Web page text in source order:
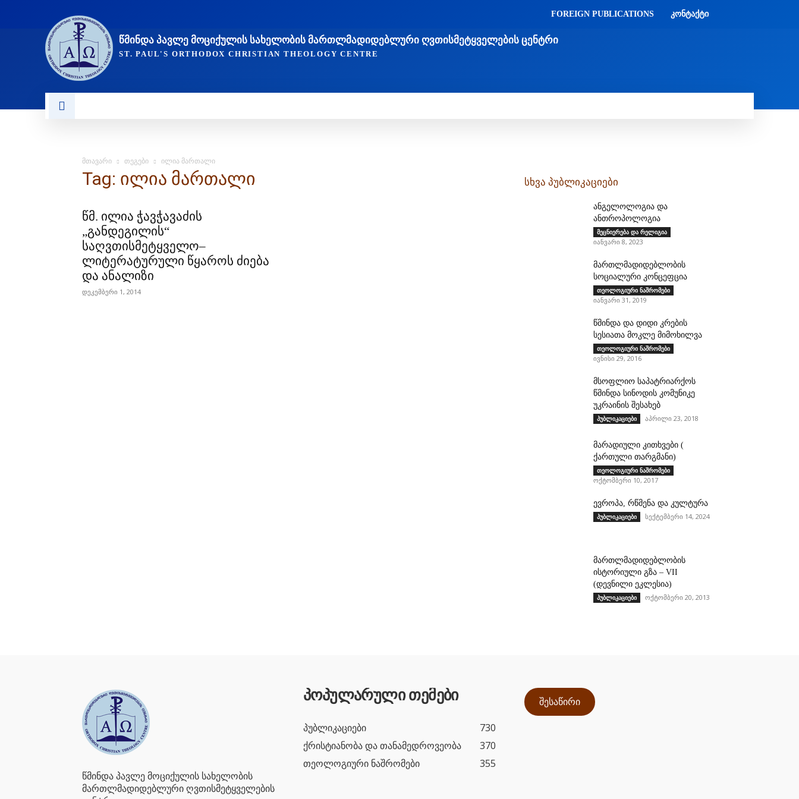
FOREIGN PUBLICATIONS ᲙᲝᲜᲢᲐᲥᲢᲘ
ᲬᲛᲘᲜᲓᲐ ᲞᲐᲕᲚᲔ ᲛᲝᲪᲘᲥᲣᲚᲘᲡ ᲡᲐᲮᲔᲚᲝᲑᲘᲡ ᲛᲐᲠᲗᲚᲛᲐᲓᲘᲓᲔᲑᲚᲣᲠᲘ ᲦᲕᲗᲘᲡᲛᲔᲢᲧᲕᲔᲚᲔᲑᲘᲡ ᲪᲔᲜᲢᲠᲘ
ST. PAUL'S ORTHODOX CHRISTIAN THEOLOGY CENTRE
მთავარი თეგები ილია მართალი
Tag: ილია მართალი
წმ. ილია ჭავჭავაძის
„განდეგილის“
საღვთისმეტყველო–
ლიტერატურული წყაროს ძიება
და ანალიზი
დეკემბერი 1, 2014
სხვა პუბლიკაციები
ანგელოლოგია და
ანთროპოლოგია
მეცნიერება და რელიგია
იანვარი 8, 2023
მართლმადიდებლობის
სოციალური კონცეფცია
თეოლოგიური ნაშრომები
იანვარი 31, 2019
წმინდა და დიდი კრების
სესიათა მოკლე მიმოხილვა
თეოლოგიური ნაშრომები
ივნისი 29, 2016
მსოფლიო საპატრიარქოს
წმინდა სინოდის კომუნიკე
უკრაინის შესახებ
პუბლიკაციები აპრილი 23, 2018
მარადიული კითხვები (
ქართული თარგმანი)
თეოლოგიური ნაშრომები
ოქტომბერი 10, 2017
ევროპა, რწმენა და კულტურა
პუბლიკაციები სექტემბერი 14, 2024
მართლმადიდებლობის
ისტორიული გზა – VII
(დევნილი ეკლესია)
პუბლიკაციები ოქტომბერი 20, 2013
წმინდა პავლე მოციქულის სახელობის
მართლმადიდებლური ღვთისმეტყველების
პოპულარული თემები
პუბლიკაციები
730
ქრისტიანობა და თანამედროვეობა
370
თეოლოგიური ნაშრომები
355
შესაწირი